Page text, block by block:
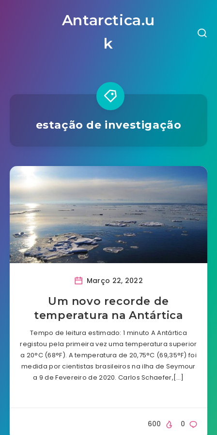
Antarctica.u
k
estação de investigação
Março 22, 2022
Um novo recorde de
temperatura na Antártica
Tempo de leitura estimado: 1 minuto A Antártica
registou pela primeira vez uma temperatura superior
a 20°C (68°F). A temperatura de 20,75°C (69,35°F) foi
medida por cientistas brasileiros na ilha de Seymour
a 9 de Fevereiro de 2020. Carlos Schaefer,[…]
0
600